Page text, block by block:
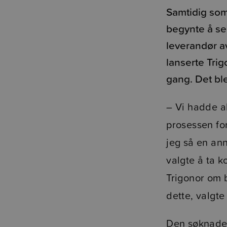
Samtidig
begynte å
leverandør
lanserte
gang. Det
– Vi hadde
prosessen
jeg så en
valgte å ta
Trigonor om
dette,
Den